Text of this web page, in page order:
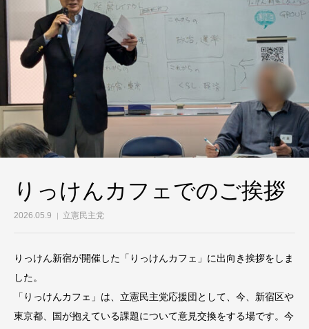
りっけんカフェでのご挨拶
2026.05.9 立憲民主党
りっけん新宿が開催した「りっけんカフェ」に出向き挨拶をしま
した。
「りっけんカフェ」は、立憲民主党応援団として、今、新宿区や
東京都、国が抱えている課題について意見交換をする場です。今